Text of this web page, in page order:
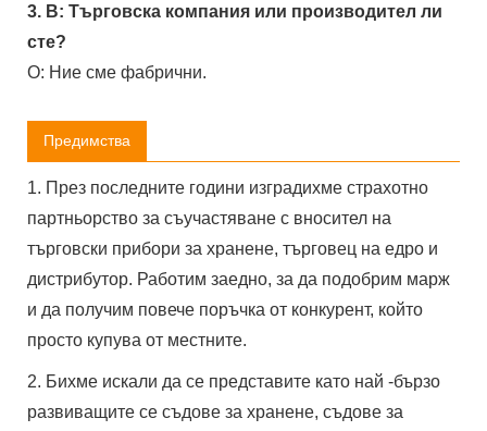
3. В: Търговска компания или производител ли
сте?
О: Ние сме фабрични.
Предимства
1. През последните години изградихме страхотно
партньорство за съучастяване с вносител на
търговски прибори за хранене, търговец на едро и
дистрибутор. Работим заедно, за да подобрим марж
и да получим повече поръчка от конкурент, който
просто купува от местните.
2. Бихме искали да се представите като най -бързо
развиващите се съдове за хранене, съдове за